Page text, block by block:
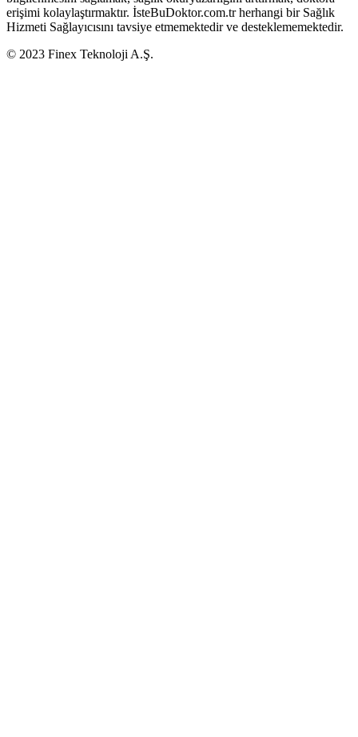
erişimi kolaylaştırmaktır. İsteBuDoktor.com.tr herhangi bir Sağlık
Hizmeti Sağlayıcısını tavsiye etmemektedir ve desteklememektedir.
© 2023 Finex Teknoloji A.Ş.